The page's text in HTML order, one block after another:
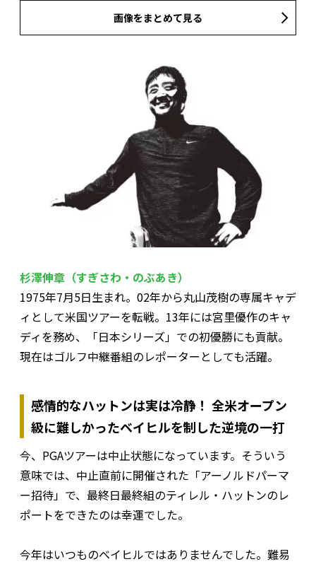
画像をまとめて見る
杉澤伸章（すぎさわ・のぶあき）
1975年7月5日生まれ。02年から丸山茂樹の専属キャデ
ィとして米国ツアーを転戦。13年には宮里優作のキャ
ディを務め、「日本シリーズ」での初優勝にも貢献。
現在はゴルフ中継番組のレポーターとしても活躍。
感情的なハットンは実は冷静！ 全米オープン
級に難しかったベイヒルを制した逆境の一打
今、PGAツアーは中止状態になっています。そういう
意味では、中止直前に開催された「アーノルドパーマ
ー招待」で、最終日最終組のティレル・ハットンのレ
ポートをできたのは幸運でした。
今年はいつものベイヒルではありませんでした。難易